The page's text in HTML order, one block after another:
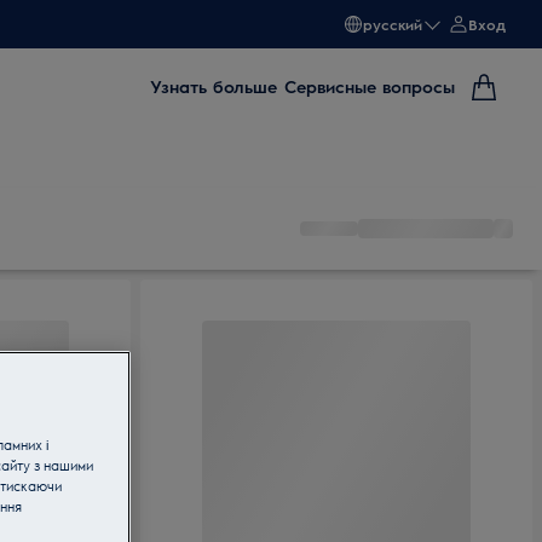
русский Вход
Узнать больше Сервисные вопросы
і
з нашими